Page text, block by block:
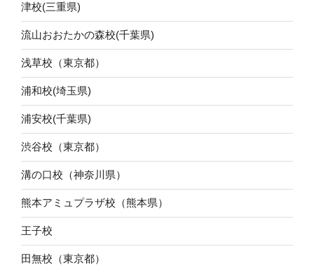
津校(三重県)
流山おおたかの森校(千葉県)
浅草校（東京都）
浦和校(埼玉県)
浦安校(千葉県)
渋谷校（東京都）
溝の口校（神奈川県）
熊本アミュプラザ校（熊本県）
王子校
田無校（東京都）